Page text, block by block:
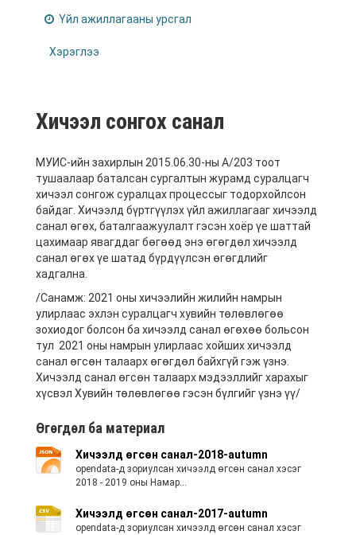
Үйл ажиллагааны урсгал
Хэрэглээ
Хичээл сонгох санал
МУИС-ийн захирлын 2015.06.30-ны А/203 тоот
тушаалаар баталсан сургалтын журамд суралцагч
хичээл сонгож суралцах процессыг тодорхойлсон
байдаг. Хичээлд бүртгүүлэх үйл ажиллагааг хичээлд
санал өгөх, баталгаажуулалт гэсэн хоёр үе шаттай
цахимаар явагддаг бөгөөд энэ өгөгдөл хичээлд
санал өгөх үе шатад бүрдүүлсэн өгөгдлийг
хадгална.
/Санамж: 2021 оны хичээлийн жилийн намрын
улирлаас эхлэн суралцагч хувийн төлөвлөгөө
зохиодог болсон ба хичээлд санал өгөхөө больсон
тул 2021 оны намрын улирлаас хойших хичээлд
санал өгсөн талаарх өгөгдөл байхгүй гэж үзнэ.
Хичээлд санал өгсөн талаарх мэдээллийг харахыг
хүсвэл Хувийн төлөвлөгөө гэсэн бүлгийг үзнэ үү/
Өгөгдөл ба материал
Хичээлд өгсөн санал-2018-autumn
opendata-д зориулсан хичээлд өгсөн санал хэсэг
2018 - 2019 оны Намар...
Хичээлд өгсөн санал-2017-autumn
opendata-д зориулсан хичээлд өгсөн санал хэсэг